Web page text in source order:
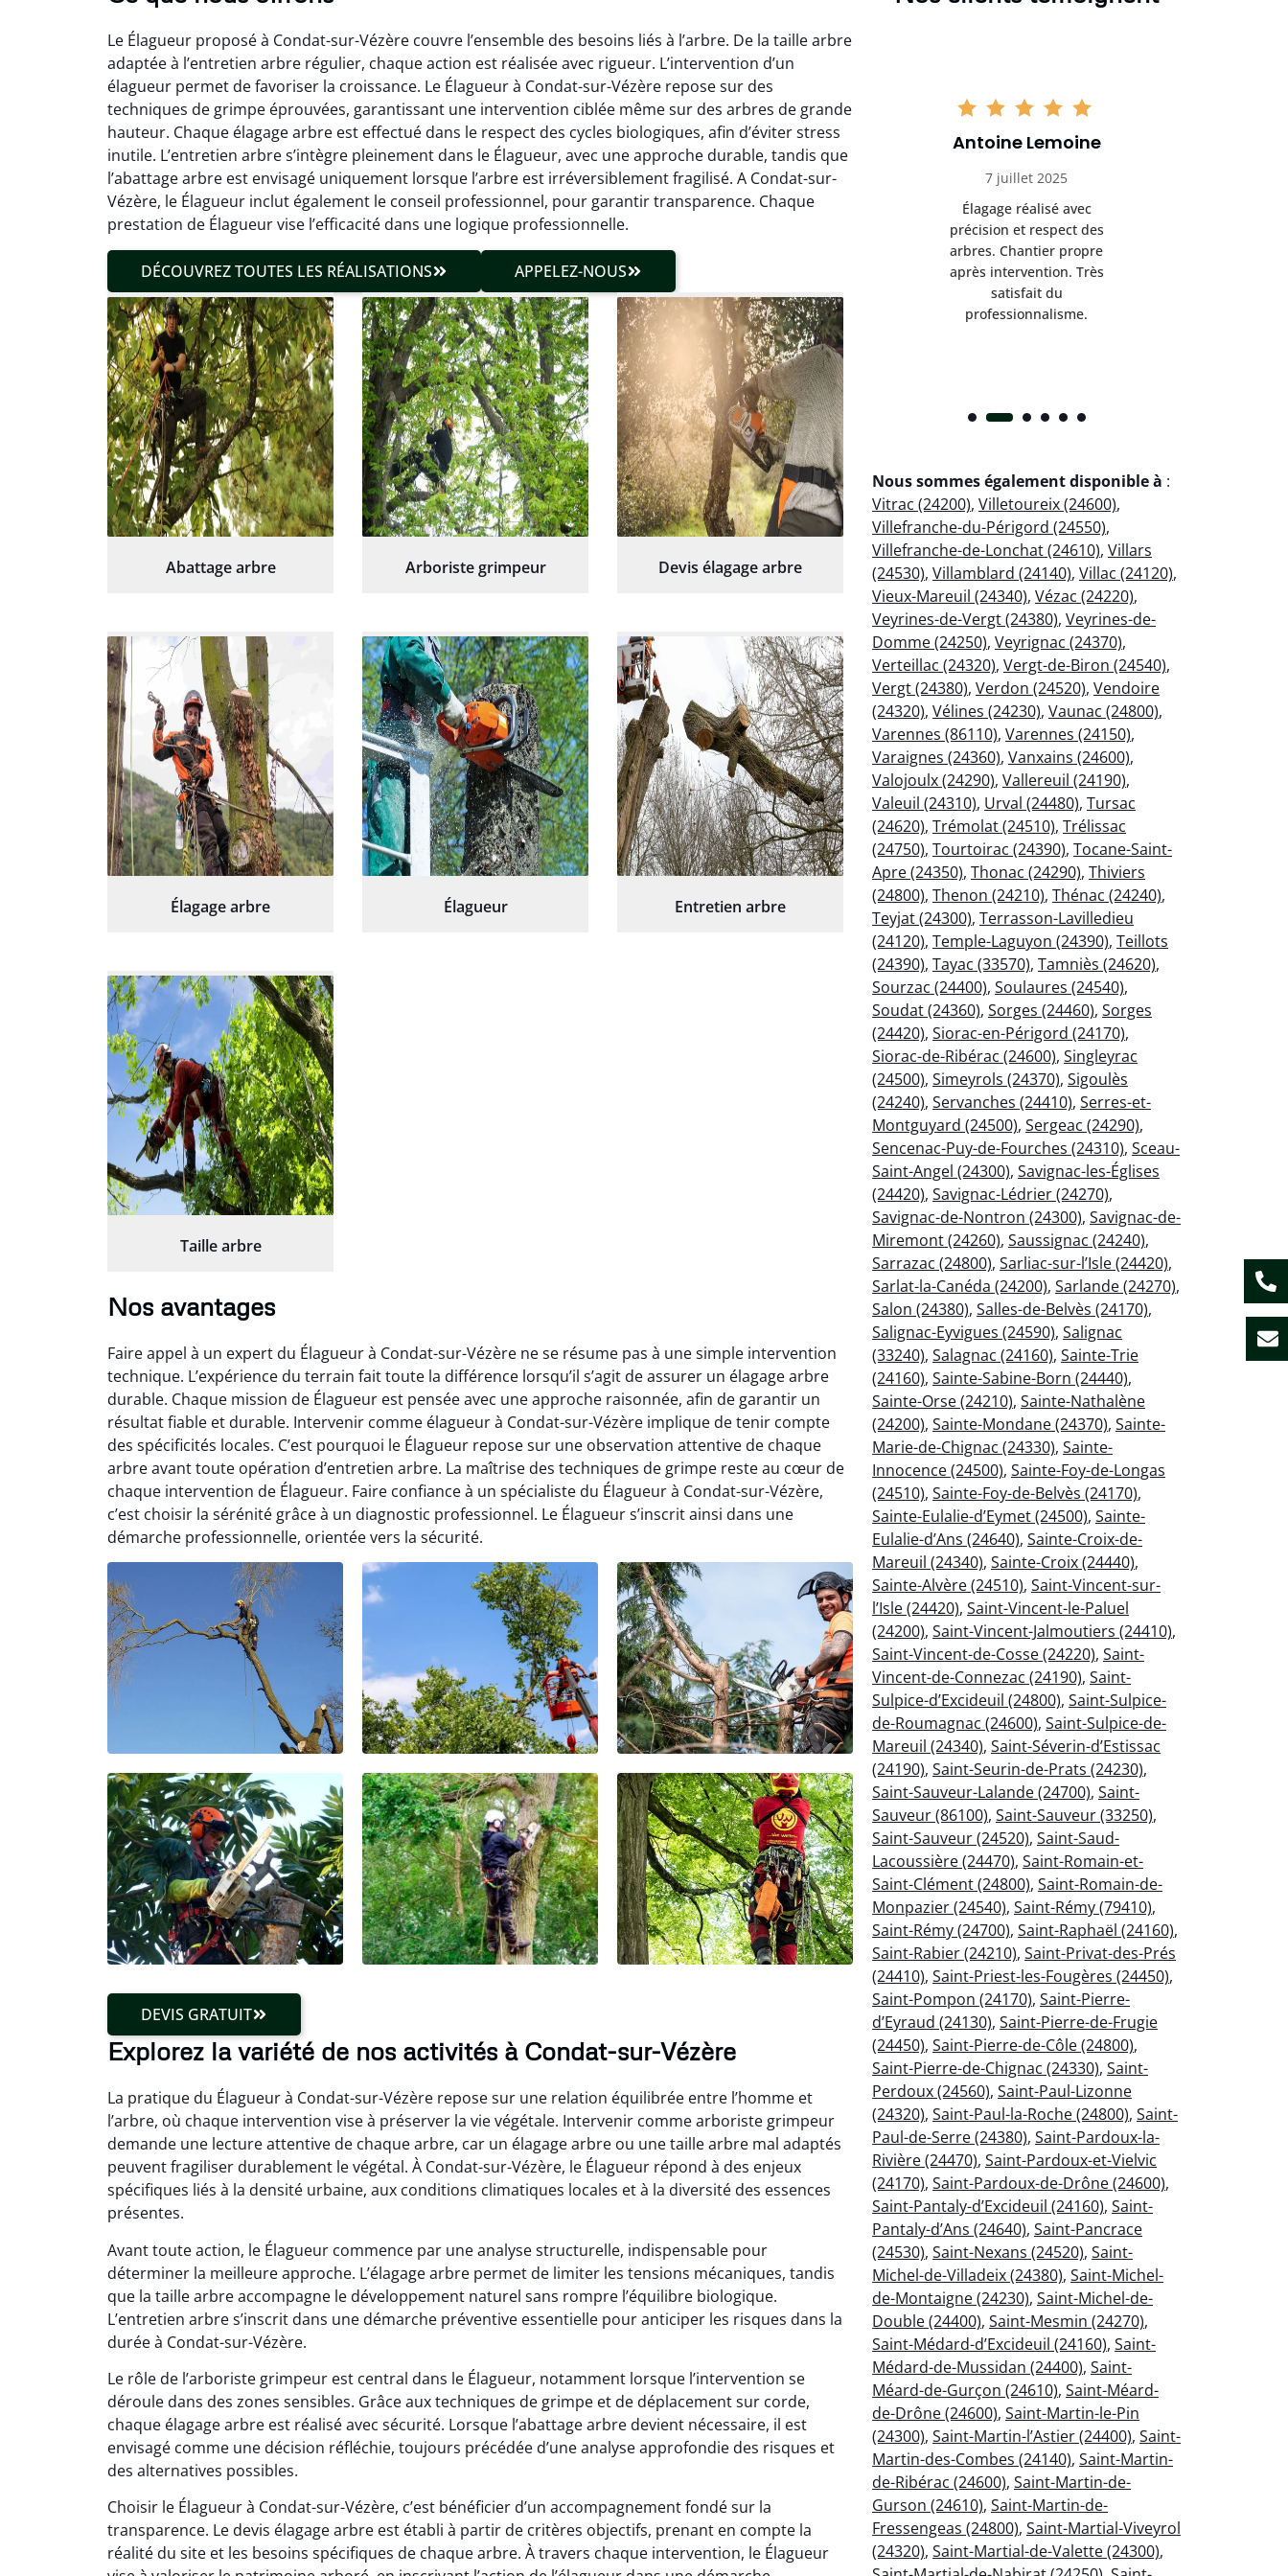
Le Élagueur proposé à Condat-sur-Vézère couvre l’ensemble des besoins liés à l’arbre. De la taille arbre
adaptée à l’entretien arbre régulier, chaque action est réalisée avec rigueur. L’intervention d’un
élagueur permet de favoriser la croissance. Le Élagueur à Condat-sur-Vézère repose sur des
techniques de grimpe éprouvées, garantissant une intervention ciblée même sur des arbres de grande
hauteur. Chaque élagage arbre est effectué dans le respect des cycles biologiques, afin d’éviter stress
inutile. L’entretien arbre s’intègre pleinement dans le Élagueur, avec une approche durable, tandis que
l’abattage arbre est envisagé uniquement lorsque l’arbre est irréversible­ment fragilisé. A Condat-sur-
Vézère, le Élagueur inclut également le conseil professionnel, pour garantir transparence. Chaque
prestation de Élagueur vise l’efficacité dans une logique professionnelle.
DÉCOUVREZ TOUTES LES RÉALISATIONS APPELEZ-NOUS
Abattage arbre Arboriste grimpeur Devis élagage arbre
Élagage arbre Élagueur Entretien arbre
Taille arbre
Nos avantages
Faire appel à un expert du Élagueur à Condat-sur-Vézère ne se résume pas à une simple intervention
technique. L’expérience du terrain fait toute la différence lorsqu’il s’agit de assurer un élagage arbre
durable. Chaque mission de Élagueur est pensée avec une approche raisonnée, afin de garantir un
résultat fiable et durable. Intervenir comme élagueur à Condat-sur-Vézère implique de tenir compte
des spécificités locales. C’est pourquoi le Élagueur repose sur une observation attentive de chaque
arbre avant toute opération d’entretien arbre. La maîtrise des techniques de grimpe reste au cœur de
chaque intervention de Élagueur. Faire confiance à un spécialiste du Élagueur à Condat-sur-Vézère,
c’est choisir la sérénité grâce à un diagnostic professionnel. Le Élagueur s’inscrit ainsi dans une
démarche professionnelle, orientée vers la sécurité.
DEVIS GRATUIT
Explorez la variété de nos activités à Condat-sur-Vézère
La pratique du Élagueur à Condat-sur-Vézère repose sur une relation équilibrée entre l’homme et
l’arbre, où chaque intervention vise à préserver la vie végétale. Intervenir comme arboriste grimpeur
demande une lecture attentive de chaque arbre, car un élagage arbre ou une taille arbre mal adaptés
peuvent fragiliser durablement le végétal. À Condat-sur-Vézère, le Élagueur répond à des enjeux
spécifiques liés à la densité urbaine, aux conditions climatiques locales et à la diversité des essences
présentes.
Avant toute action, le Élagueur commence par une analyse structurelle, indispensable pour
déterminer la meilleure approche. L’élagage arbre permet de limiter les tensions mécaniques, tandis
que la taille arbre accompagne le développement naturel sans rompre l’équilibre biologique.
L’entretien arbre s’inscrit dans une démarche préventive essentielle pour anticiper les risques dans la
durée à Condat-sur-Vézère.
Le rôle de l’arboriste grimpeur est central dans le Élagueur, notamment lorsque l’intervention se
déroule dans des zones sensibles. Grâce aux techniques de grimpe et de déplacement sur corde,
chaque élagage arbre est réalisé avec sécurité. Lorsque l’abattage arbre devient nécessaire, il est
envisagé comme une décision réfléchie, toujours précédée d’une analyse approfondie des risques et
des alternatives possibles.
Choisir le Élagueur à Condat-sur-Vézère, c’est bénéficier d’un accompagnement fondé sur la
transparence. Le devis élagage arbre est établi à partir de critères objectifs, prenant en compte la
réalité du site et les besoins spécifiques de chaque arbre. À travers chaque intervention, le Élagueur
Mathieu Roussel
19 décembre 2025
Intervention propre et
précise malgré des
conditions compliquées. Le
résultat est exactement
conforme à mes attentes.
Julien Caradec
18 juin 2025
Travail très soigné sur des
Intervention sécurisée,
maîtrisée. Résultat
impeccable.
Antoine Lemoine
7 juillet 2025
Élagage réalisé avec
précision et respect des
arbres. Chantier propre
après intervention. Très
satisfait du
professionnalisme.
Nous sommes également disponible à :
Vitrac (24200), Villetoureix (24600),
Villefranche-du-Périgord (24550),
Villefranche-de-Lonchat (24610), Villars
(24530), Villamblard (24140), Villac (24120),
Vieux-Mareuil (24340), Vézac (24220),
Veyrines-de-Vergt (24380), Veyrines-de-
Domme (24250), Veyrignac (24370),
Verteillac (24320), Vergt-de-Biron (24540),
Vergt (24380), Verdon (24520), Vendoire
(24320), Vélines (24230), Vaunac (24800),
Varennes (86110), Varennes (24150),
Varaignes (24360), Vanxains (24600),
Valojoulx (24290), Vallereuil (24190),
Valeuil (24310), Urval (24480), Tursac
(24620), Trémolat (24510), Trélissac
(24750), Tourtoirac (24390), Tocane-Saint-
Apre (24350), Thonac (24290), Thiviers
(24800), Thenon (24210), Thénac (24240),
Teyjat (24300), Terrasson-Lavilledieu
(24120), Temple-Laguyon (24390), Teillots
(24390), Tayac (33570), Tamniès (24620),
Sourzac (24400), Soulaures (24540),
Soudat (24360), Sorges (24460), Sorges
(24420), Siorac-en-Périgord (24170),
Siorac-de-Ribérac (24600), Singleyrac
(24500), Simeyrols (24370), Sigoulès
(24240), Servanches (24410), Serres-et-
Montguyard (24500), Sergeac (24290),
Sencenac-Puy-de-Fourches (24310), Sceau-
Saint-Angel (24300), Savignac-les-Églises
(24420), Savignac-Lédrier (24270),
Savignac-de-Nontron (24300), Savignac-de-
Miremont (24260), Saussignac (24240),
Sarrazac (24800), Sarliac-sur-l’Isle (24420),
Sarlat-la-Canéda (24200), Sarlande (24270),
Salon (24380), Salles-de-Belvès (24170),
Salignac-Eyvigues (24590), Salignac
(33240), Salagnac (24160), Sainte-Trie
(24160), Sainte-Sabine-Born (24440),
Sainte-Orse (24210), Sainte-Nathalène
(24200), Sainte-Mondane (24370), Sainte-
Marie-de-Chignac (24330), Sainte-
Innocence (24500), Sainte-Foy-de-Longas
(24510), Sainte-Foy-de-Belvès (24170),
Sainte-Eulalie-d’Eymet (24500), Sainte-
Eulalie-d’Ans (24640), Sainte-Croix-de-
Mareuil (24340), Sainte-Croix (24440),
Sainte-Alvère (24510), Saint-Vincent-sur-
l’Isle (24420), Saint-Vincent-le-Paluel
(24200), Saint-Vincent-Jalmoutiers (24410),
Saint-Vincent-de-Cosse (24220), Saint-
Vincent-de-Connezac (24190), Saint-
Sulpice-d’Excideuil (24800), Saint-Sulpice-
de-Roumagnac (24600), Saint-Sulpice-de-
Mareuil (24340), Saint-Séverin-d’Estissac
(24190), Saint-Seurin-de-Prats (24230),
Saint-Sauveur-Lalande (24700), Saint-
Sauveur (86100), Saint-Sauveur (33250),
Saint-Sauveur (24520), Saint-Saud-
Lacoussière (24470), Saint-Romain-et-
Saint-Clément (24800), Saint-Romain-de-
Monpazier (24540), Saint-Rémy (79410),
Saint-Rémy (24700), Saint-Raphaël (24160),
Saint-Rabier (24210), Saint-Privat-des-Prés
(24410), Saint-Priest-les-Fougères (24450),
Saint-Pompon (24170), Saint-Pierre-
d’Eyraud (24130), Saint-Pierre-de-Frugie
(24450), Saint-Pierre-de-Côle (24800),
Saint-Pierre-de-Chignac (24330), Saint-
Perdoux (24560), Saint-Paul-Lizonne
(24320), Saint-Paul-la-Roche (24800), Saint-
Paul-de-Serre (24380), Saint-Pardoux-la-
Rivière (24470), Saint-Pardoux-et-Vielvic
(24170), Saint-Pardoux-de-Drône (24600),
Saint-Pantaly-d’Excideuil (24160), Saint-
Pantaly-d’Ans (24640), Saint-Pancrace
(24530), Saint-Nexans (24520), Saint-
Michel-de-Villadeix (24380), Saint-Michel-
de-Montaigne (24230), Saint-Michel-de-
Double (24400), Saint-Mesmin (24270),
Saint-Médard-d’Excideuil (24160), Saint-
Médard-de-Mussidan (24400), Saint-
Méard-de-Gurçon (24610), Saint-Méard-
de-Drône (24600), Saint-Martin-le-Pin
(24300), Saint-Martin-l’Astier (24400), Saint-
Martin-des-Combes (24140), Saint-Martin-
de-Ribérac (24600), Saint-Martin-de-
Gurson (24610), Saint-Martin-de-
Fressengeas (24800), Saint-Martial-Viveyrol
(24320), Saint-Martial-de-Valette (24300),